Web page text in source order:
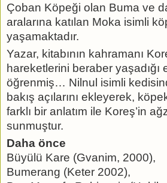
Çoban Köpeği olan Buma ve
aralarına katılan Moka isimli
yaşamaktadır.
Yazar, kitabının kahramanı
hareketlerini beraber yaşadığı
öğrenmiş… Nilnul isimli
bakış açılarını ekleyerek,
farklı bir anlatım ile Koreş’in
sunmuştur.
Daha önce
Büyülü Kare (Gvanim, 2000),
Bumerang (Keter 2002),